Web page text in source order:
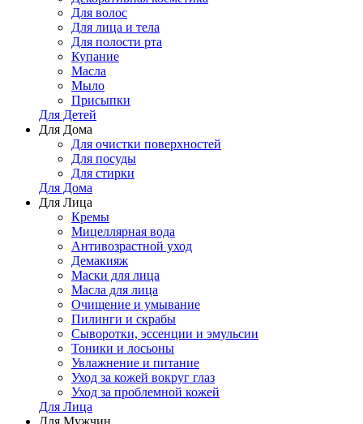
Для волос
Для лица и тела
Для полости рта
Купание
Масла
Мыло
Присыпки
Для Детей
Для Дома
Для очистки поверхностей
Для посуды
Для стирки
Для Дома
Для Лица
Кремы
Мицеллярная вода
Антивозрастной уход
Демакияж
Маски для лица
Масла для лица
Очищение и умывание
Пилинги и скрабы
Сыворотки, эссенции и эмульсии
Тоники и лосьоны
Увлажнение и питание
Уход за кожей вокруг глаз
Уход за проблемной кожей
Для Лица
Для Мужчин